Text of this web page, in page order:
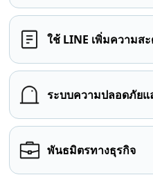
ใช้ LINE เพิ่มความส
ระบบความปลอดภัยแ
พันธมิตรทางธุรกิจ